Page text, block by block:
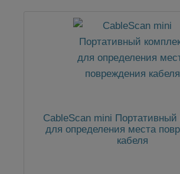
CableScan mini Портативный
для определения места
кабеля